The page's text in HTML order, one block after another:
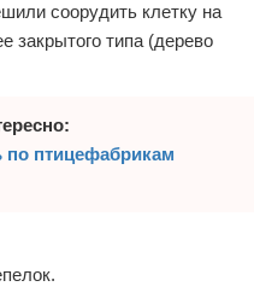
соорудить клетку на
закрытого типа (дерево
по птицефабрикам